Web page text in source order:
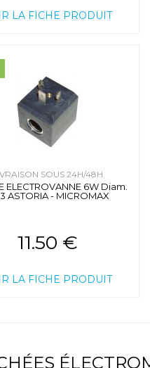
LA FICHE PRODUIT
SOUS 24H/48H
ELECTROVANNE 6W Diam.
ASTORIA - MICROMAX
11.50 €
LA FICHE PRODUIT